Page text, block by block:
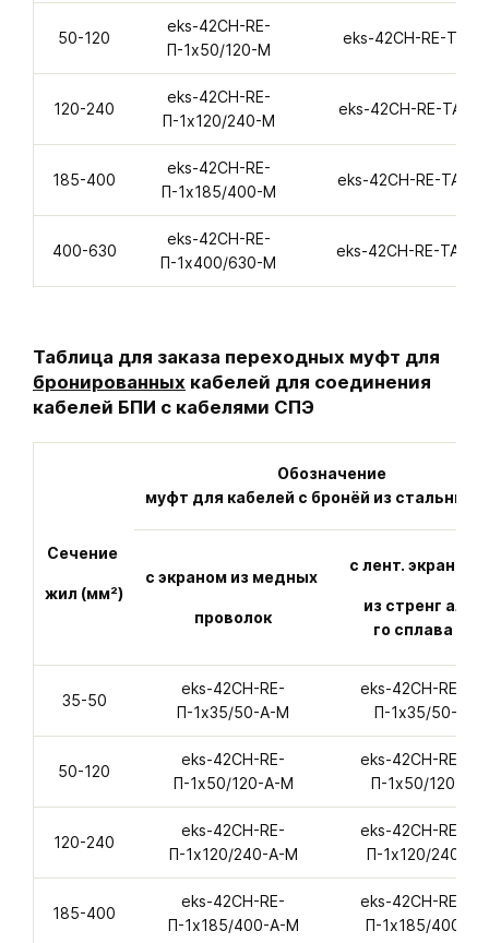
50-120
eks-42CH-RE-
П-1х50/120-M
eks-42CH-RE-ТАС-
120-240
eks-42CH-RE-
П-1х120/240-M
eks-42CH-RE-ТАС-
185-400
eks-42CH-RE-
П-1х185/400-M
eks-42CH-RE-ТАС-
400-630
eks-42CH-RE-
П-1х400/630-M
eks-42CH-RE-ТАС-
Таблица для заказа переходных муфт для
бронированных кабелей для соединения
кабелей БПИ с кабелями СПЭ
Сечение
жил (мм²)
Обозначение
муфт для кабелей с бронёй из стальных
с экраном из медных
проволок
с лент. экраном
из стренг
го сплава ТАС
35-50
eks-42CH-RE-
П-1х35/50-А-M
eks-42CH-RE-
П-1х35/50-А-M
50-120
eks-42CH-RE-
П-1х50/120-А-M
eks-42CH-RE-
П-1х50/120-А-
120-240
eks-42CH-RE-
П-1х120/240-А-M
eks-42CH-RE-
П-1х120/240-А-
185-400
eks-42CH-RE-
П-1х185/400-А-M
eks-42CH-RE-
П-1х185/400-А-